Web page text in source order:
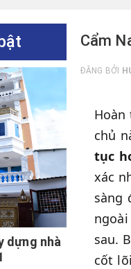
Cẩm
ĐĂNG BỞI
chủ
tục
xác
sàng
sau.
cốt
dựng nhà